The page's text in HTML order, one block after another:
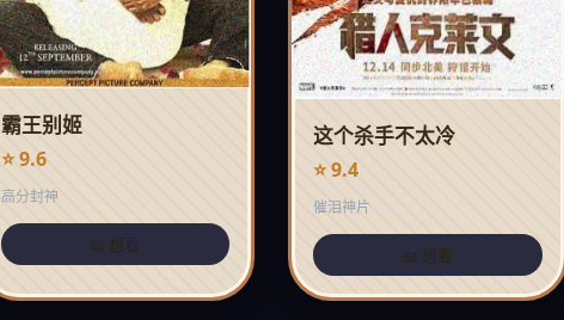
霸王别姬
⭐ 9.6
高分封神
📖 想看
这个杀手不太冷
⭐ 9.4
催泪神片
📖 想看